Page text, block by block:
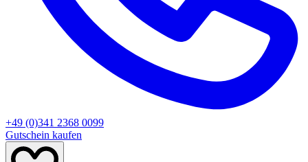
+49 (0)341 2368 0099
Gutschein kaufen